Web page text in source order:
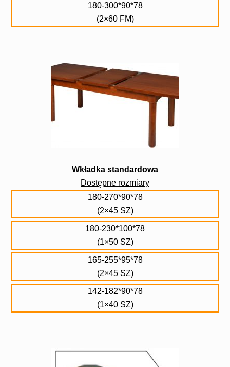
180-300*90*78
(2×60 FM)
Wkładka standardowa
Dostępne rozmiary
180-270*90*78
(2×45 SZ)
180-230*100*78
(1×50 SZ)
165-255*95*78
(2×45 SZ)
142-182*90*78
(1×40 SZ)